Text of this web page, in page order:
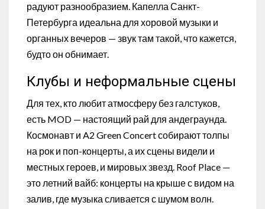
радуют разнообразием. Капелла Санкт-
Петербурга идеальна для хоровой музыки и
органных вечеров — звук там такой, что кажется,
будто он обнимает.
Клубы и неформальные сцены
Для тех, кто любит атмосферу без галстуков,
есть MOD — настоящий рай для андеграунда.
Космонавт и A2 Green Concert собирают толпы
на рок и поп-концерты, а их сцены видели и
местных героев, и мировых звезд. Roof Place —
это летний вайб: концерты на крыше с видом на
залив, где музыка сливается с шумом волн.